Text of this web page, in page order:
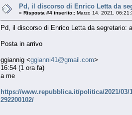
Pd, il discorso di Enrico Letta da
« Risposta #4 inserito:: Marzo 14, 2021,
Pd, il discorso di Enrico Letta da segretario:
Posta in arrivo
ggiannig <ggianni41@gmail.com>
16:54 (1 ora fa)
a me
https://www.repubblica.it/politica/2021/
292200102/